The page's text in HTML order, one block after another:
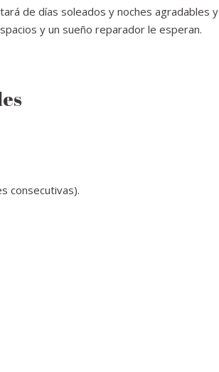
de días soleados y noches agradables y
y un sueño reparador le esperan.
consecutivas).